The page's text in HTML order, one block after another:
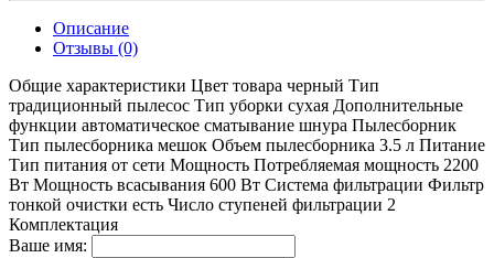
Описание
Отзывы (0)
Общие характеристики Цвет товара черный Тип
традиционный пылесос Тип уборки сухая Дополнительные
функции автоматическое сматывание шнура Пылесборник
Тип пылесборника мешок Объем пылесборника 3.5 л Питание
Тип питания от сети Мощность Потребляемая мощность 2200
Вт Мощность всасывания 600 Вт Система фильтрации Фильтр
тонкой очистки есть Число ступеней фильтрации 2
Комплектация
Ваше имя: